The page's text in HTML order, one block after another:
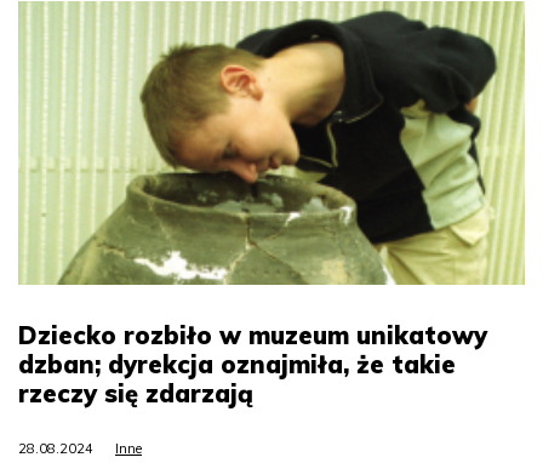
Dziecko rozbiło w muzeum unikatowy
dzban; dyrekcja oznajmiła, że takie
rzeczy się zdarzają
28.08.2024 Inne